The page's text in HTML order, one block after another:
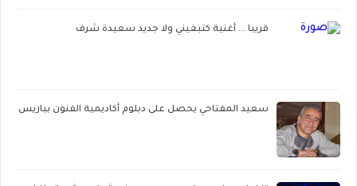
قريبا ... أغنية كتبغيني ولا جديد سعيدة شرف
سعيد المفتاحي يحصل على دبلوم أكاديمية الفنون بباريس